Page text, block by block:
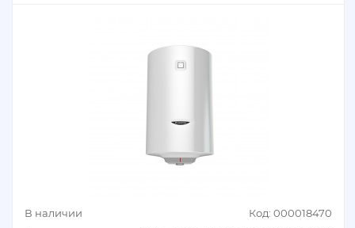
В наличии Код: 000018470